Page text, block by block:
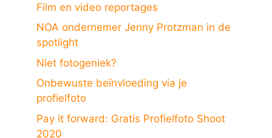
Film en video reportages
NOA ondernemer Jenny Protzman in de
spotlight
Niet fotogeniek?
Onbewuste beïnvloeding via je
profielfoto
Pay it forward: Gratis Profielfoto Shoot
2020